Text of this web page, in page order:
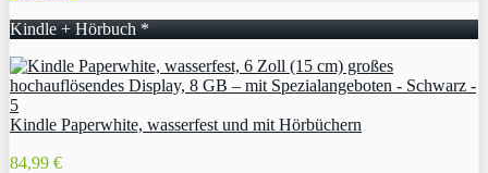
Kindle + Hörbuch *
Kindle Paperwhite, wasserfest und mit Hörbüchern
84,99 €